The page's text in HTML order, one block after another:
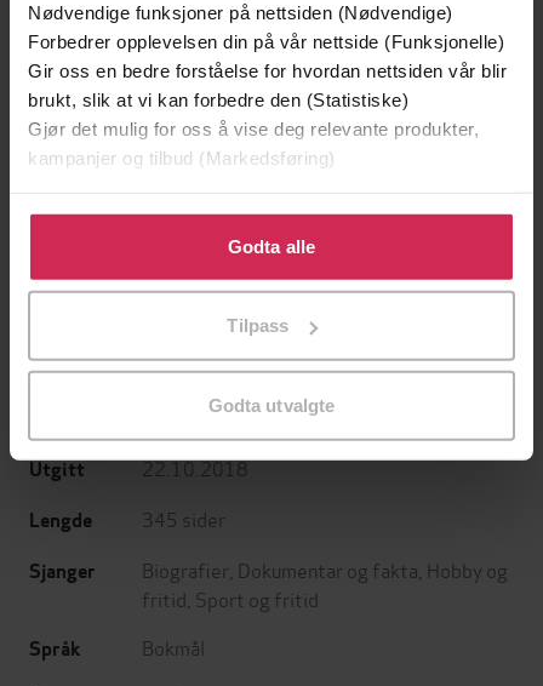
Nødvendige funksjoner på nettsiden (Nødvendige)
Forbedrer opplevelsen din på vår nettside (Funksjonelle)
Gir oss en bedre forståelse for hvordan nettsiden vår blir
brukt, slik at vi kan forbedre den (Statistiske)
Gjør det mulig for oss å vise deg relevante produkter,
kampanjer og tilbud (Markedsføring)
Klikk på «Godta alle» for å gi oss ditt samtykke til å
bruke cookies for alle disse formålene. Du kan også
tilpasse ditt samtykke til spesifikke formål ved å klikke
Godta alle
Tilpass
Godta utvalgte
149,-
Fordeler og ulemper ved å være John Arne Riise
John Arne Riise
Nini
et fotballiv : biografi
Forfattere Arild Stavrum(forfatter)
Utgitt 22.10.2018
Lengde 345 sider
Sjanger Biografier Dokumentar og fakta Hobby og
fritid Sport og fritid
Språk Bokmål